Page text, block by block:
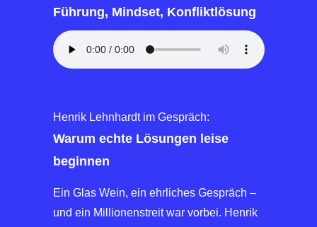
Führung, Mindset, Konfliktlösung
Henrik Lehnhardt im Gespräch:
Warum echte Lösungen leise
beginnen
Ein Glas Wein, ein ehrliches Gespräch –
und ein Millionenstreit war vorbei. Henrik